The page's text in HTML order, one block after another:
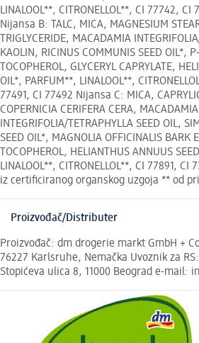
LINALOOL**, CITRONELLOL**, CI 77742, CI
Nijansa B: TALC, MICA, MAGNESIUM
TRIGLYCERIDE, MACADAMIA
KAOLIN, RICINUS COMMUNIS SEED OIL*,
TOCOPHEROL, GLYCERYL CAPRYLATE,
OIL*, PARFUM**, LINALOOL**,
77491, CI 77492 Nijansa C: MICA,
COPERNICIA CERIFERA CERA, MACADAMIA
INTEGRIFOLIA/TETRAPHYLLA SEED OIL,
SEED OIL*, MAGNOLIA OFFICINALIS BARK
TOCOPHEROL, HELIANTHUS ANNUUS
LINALOOL**, CITRONELLOL**, CI 77891, CI
iz certificiranog organskog uzgoja ** od
Proizvođač/Distributer
Proizvođač: dm drogerie markt GmbH +
76227 Karlsruhe, Nemačka Uvoznik za
Stopićeva ulica 8, 11000 Beograd e-mail: